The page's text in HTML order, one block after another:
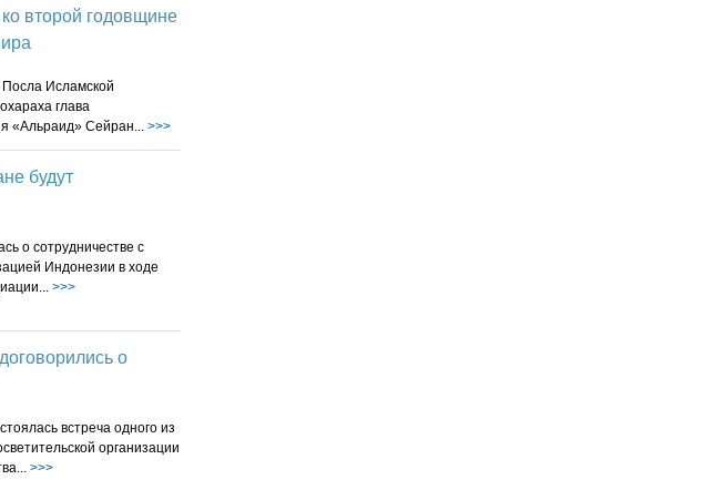
второй годовщине
Исламской
глава
«Альраид» Сейран... >>>
будут
о сотрудничестве с
Индонезии в ходе
>>>
о
встреча одного из
организации
>>>